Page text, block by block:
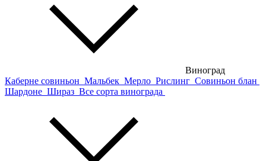
Виноград
Каберне совиньон Мальбек Мерло Рислинг Совиньон блан
Шардоне Шираз Все сорта винограда